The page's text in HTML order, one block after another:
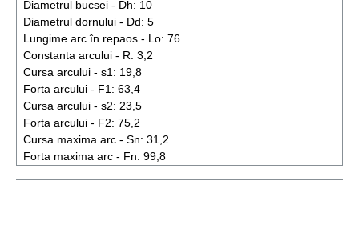
Diametrul bucsei - Dh: 10
Diametrul dornului - Dd: 5
Lungime arc în repaos - Lo: 76
Constanta arcului - R: 3,2
Cursa arcului - s1: 19,8
Forta arcului - F1: 63,4
Cursa arcului - s2: 23,5
Forta arcului - F2: 75,2
Cursa maxima arc - Sn: 31,2
Forta maxima arc - Fn: 99,8